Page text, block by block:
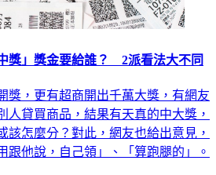
獎」獎金要給誰？ 2派看法大不同
獎，更有超商開出千萬大獎，有網友
人貸買商品，結果有天真的中大獎，
該怎麼分？對此，網友也給出意見，
跟他說，自己領」、「算跑腿的」。